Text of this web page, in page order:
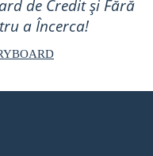
de Credit și Fără
a Încerca!